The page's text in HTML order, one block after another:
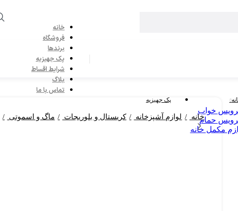
خواب
حمام
مکمل خانه
پک جهیزیه
خانه
فروشگاه
برندها
پک جهیزیه
شرایط اقساط
بلاگ
تماس با ما
خانه لوازم آشپزخانه کریستال و بلوریجات ماگ و اسموتی